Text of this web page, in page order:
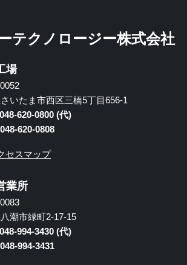
テクノロージー株式会社
場
いたま市西区三橋5丁目656-1
620-0800 (代)
620-0808
セスマップ
業所
潮市緑町2-17-15
994-3430 (代)
994-3431